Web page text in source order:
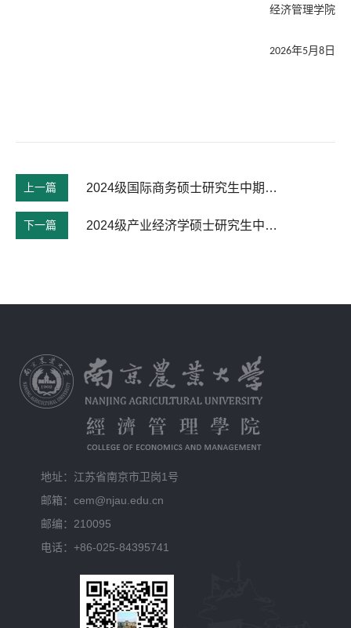
经济管理学院
2026年5月 8 日
上一篇 2024级国际商务硕士研究生中期考核通知
下一篇 2024级产业经济学硕士研究生中期考核通知
地址：江苏省南京市卫岗1号
邮箱：cem@njau.edu.cn
邮编：210095
电话：+86-025-84395741